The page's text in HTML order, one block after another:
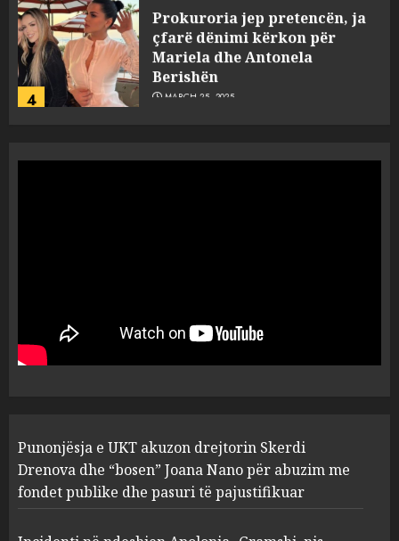
4
Prokuroria jep pretencën, ja
çfarë dënimi kërkon për
Mariela dhe Antonela
Berishën
MARCH 25, 2025
1
“bosen” Joana Nano për
abuzim me fondet publike dhe
pasuri të pajustifikuar
2
Apolonia- Gramshi, nis
procedim penal për Koço
Kokëdhimën (VIDEO)
MARCH 27, 2025
Punonjësja e UKT akuzon drejtorin Skerdi
Drenova dhe “bosen” Joana Nano për abuzim me
fondet publike dhe pasuri të pajustifikuar